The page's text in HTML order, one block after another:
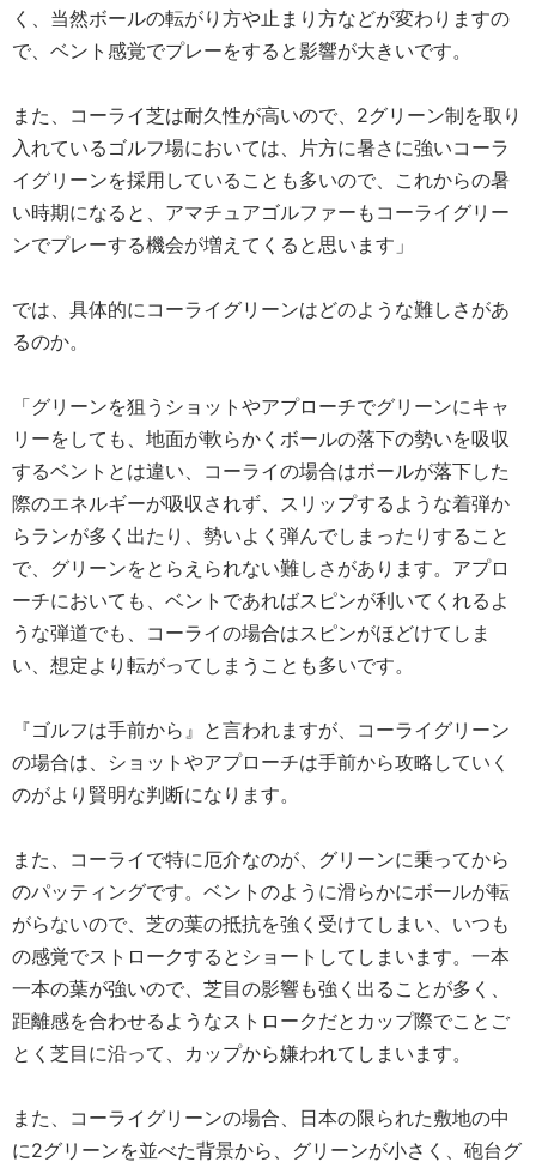
く、当然ボールの転がり方や止まり方などが変わりますの
で、ベント感覚でプレーをすると影響が大きいです。
また、コーライ芝は耐久性が高いので、2グリーン制を取り
入れているゴルフ場においては、片方に暑さに強いコーラ
イグリーンを採用していることも多いので、これからの暑
い時期になると、アマチュアゴルファーもコーライグリー
ンでプレーする機会が増えてくると思います」
では、具体的にコーライグリーンはどのような難しさがあ
るのか。
「グリーンを狙うショットやアプローチでグリーンにキャ
リーをしても、地面が軟らかくボールの落下の勢いを吸収
するベントとは違い、コーライの場合はボールが落下した
際のエネルギーが吸収されず、スリップするような着弾か
らランが多く出たり、勢いよく弾んでしまったりすること
で、グリーンをとらえられない難しさがあります。アプロ
ーチにおいても、ベントであればスピンが利いてくれるよ
うな弾道でも、コーライの場合はスピンがほどけてしま
い、想定より転がってしまうことも多いです。
『ゴルフは手前から』と言われますが、コーライグリーン
の場合は、ショットやアプローチは手前から攻略していく
のがより賢明な判断になります。
また、コーライで特に厄介なのが、グリーンに乗ってから
のパッティングです。ベントのように滑らかにボールが転
がらないので、芝の葉の抵抗を強く受けてしまい、いつも
の感覚でストロークするとショートしてしまいます。一本
一本の葉が強いので、芝目の影響も強く出ることが多く、
距離感を合わせるようなストロークだとカップ際でことご
とく芝目に沿って、カップから嫌われてしまいます。
また、コーライグリーンの場合、日本の限られた敷地の中
に2グリーンを並べた背景から、グリーンが小さく、砲台グ